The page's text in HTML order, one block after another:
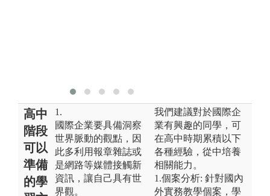
高中
階段
可以
準備
的學
1.
國際企業要具備洞察
世界脈動的觀點，因
此多利用報章雜誌或
是網路等媒體接觸新
資訊，讓自己具有世
界觀。
我們建議對於國際企
業有興趣的同學，可
在高中時期累積以下
各種經驗，從中培養
相關能力。
1.個案分析: 針對國內
外實務教學個案，學